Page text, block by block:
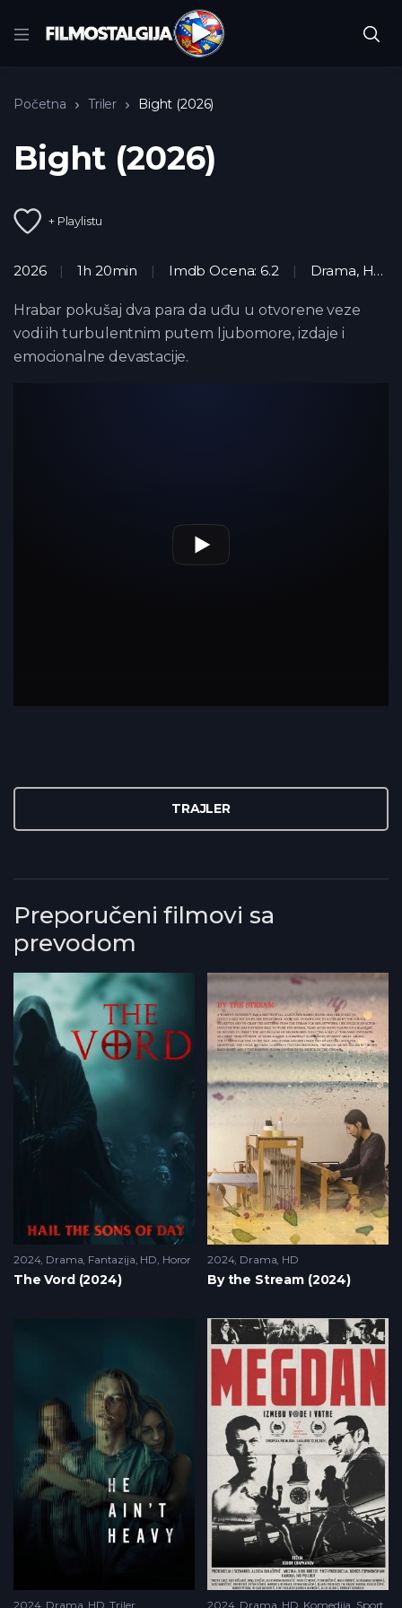
Početna Triler Bight (2026)
TRAJLER
Bight (2026)
+ Playlistu
2026 1h 20min Imdb Ocena: 6.2 Drama, HD
Hrabar pokušaj dva para da uđu u otvorene veze
vodi ih turbulentnim putem ljubomore, izdaje i
emocionalne devastacije.
Preporučeni filmovi sa
prevodom
2024 Drama Fantazija HD Horor
The Vord (2024)
2024 Drama HD
By the Stream (2024)
2024 Drama HD ,Triler 2024 Drama HD Komedija Sport